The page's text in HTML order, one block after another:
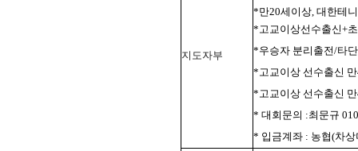
지도자부
*만20세이상, 대한테
*고교이상선수출신+
*우승자 분리출전/타
*고교이상 선수출신
*고교이상 선수출신
* 대회문의 :최문규
* 입금계좌 : 농협(차상